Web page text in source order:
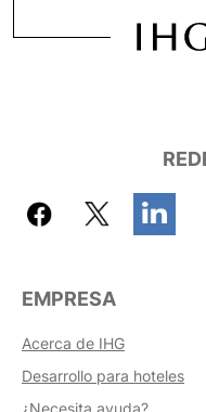
EMPRESA
Acerca de IHG
Desarrollo para hoteles
¿Necesita ayuda?